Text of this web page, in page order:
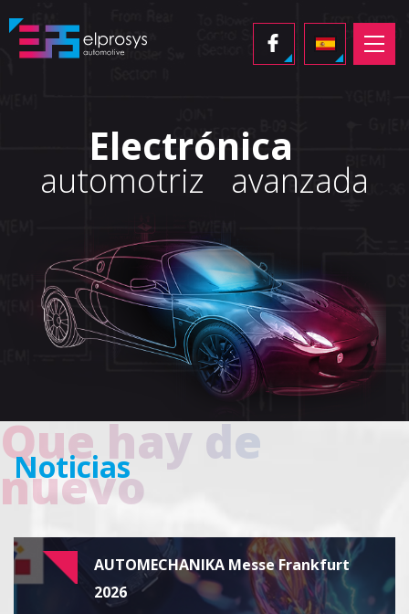
Electrónica
automotriz avanzada
Que hay de
nuevo
Noticias
AUTOMECHANIKA Messe Frankfurt
2026